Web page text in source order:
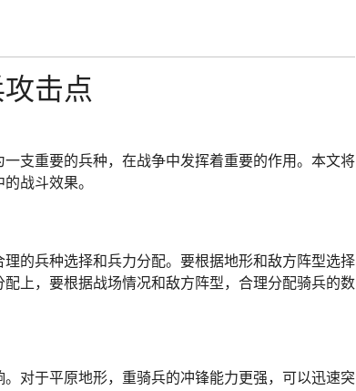
击点
支重要的兵种，在战争中发挥着重要的作用。本文将
战斗效果。
的兵种选择和兵力分配。要根据地形和敌方阵型选择
上，要根据战场情况和敌方阵型，合理分配骑兵的数
对于平原地形，重骑兵的冲锋能力更强，可以迅速突